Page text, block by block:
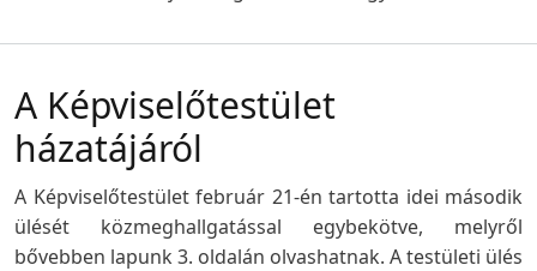
A Képviselőtestület
házatájáról
A Képviselőtestület február 21-én tartotta idei második
ülését közmeghallgatással egybekötve, melyről
bővebben lapunk 3. oldalán olvashatnak. A testületi ülés